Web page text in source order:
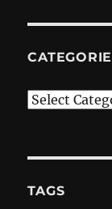
Categories
TAGS